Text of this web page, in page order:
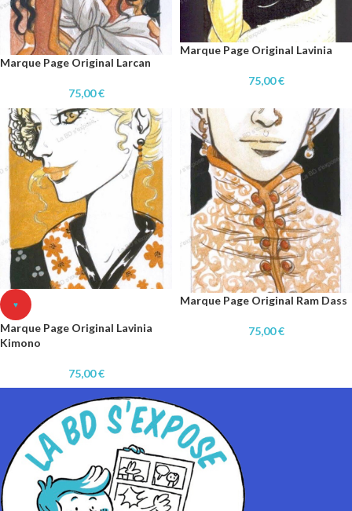
Marque Page Original Larcan
75,00€
Marque Page Original Lavinia
75,00€
♥
Marque Page Original Lavinia
Kimono
75,00€
Marque Page Original Ram Dass
75,00€